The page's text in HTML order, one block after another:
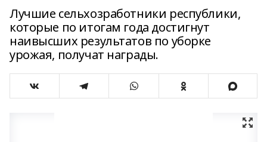
Лучшие сельхозработники республики,
которые по итогам года достигнут
наивысших результатов по уборке
урожая, получат награды.